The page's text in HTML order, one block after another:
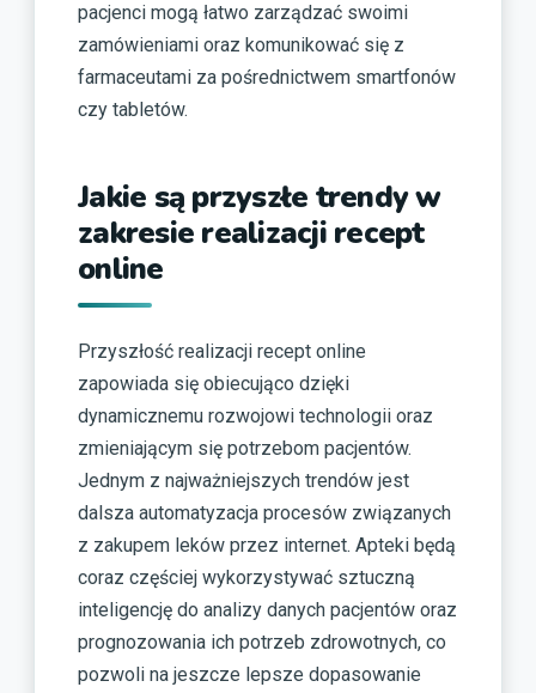
pacjenci mogą łatwo zarządzać swoimi
zamówieniami oraz komunikować się z
farmaceutami za pośrednictwem smartfonów
czy tabletów.
Jakie są przyszłe trendy w
zakresie realizacji recept
online
Przyszłość realizacji recept online
zapowiada się obiecująco dzięki
dynamicznemu rozwojowi technologii oraz
zmieniającym się potrzebom pacjentów.
Jednym z najważniejszych trendów jest
dalsza automatyzacja procesów związanych
z zakupem leków przez internet. Apteki będą
coraz częściej wykorzystywać sztuczną
inteligencję do analizy danych pacjentów oraz
prognozowania ich potrzeb zdrowotnych, co
pozwoli na jeszcze lepsze dopasowanie